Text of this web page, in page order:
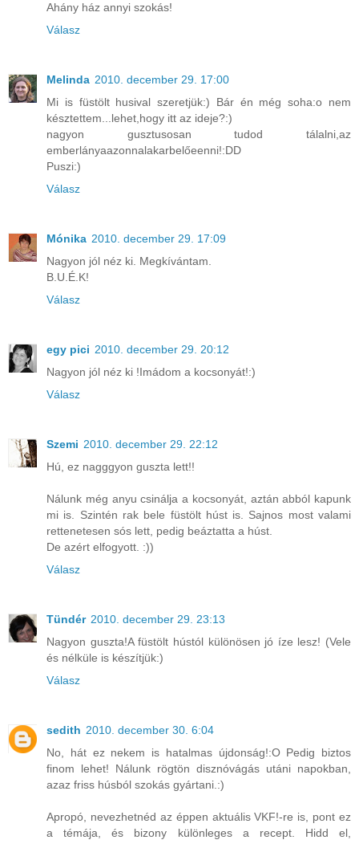
Ahány ház annyi szokás!
Válasz
Melinda 2010. december 29. 17:00
Mi is füstölt husival szeretjük:) Bár én még soha:o nem
késztettem...lehet,hogy itt az ideje?:)
nagyon gusztusosan tudod tálalni,az
emberlányaazonnalakarbelőeenni!:DD
Puszi:)
Válasz
Mónika 2010. december 29. 17:09
Nagyon jól néz ki. Megkívántam.
B.U.É.K!
Válasz
egy pici 2010. december 29. 20:12
Nagyon jól néz ki !Imádom a kocsonyát!:)
Válasz
Szemi 2010. december 29. 22:12
Hú, ez nagggyon guszta lett!!
Nálunk még anyu csinálja a kocsonyát, aztán abból kapunk
mi is. Szintén rak bele füstölt húst is. Sajnos most valami
rettenetesen sós lett, pedig beáztatta a húst.
De azért elfogyott. :))
Válasz
Tündér 2010. december 29. 23:13
Nagyon guszta!A füstölt hústól különösen jó íze lesz! (Vele
és nélküle is készítjük:)
Válasz
sedith 2010. december 30. 6:04
No, hát ez nekem is hatalmas újdonság!:O Pedig biztos
finom lehet! Nálunk rögtön disznóvágás utáni napokban,
azaz friss húsból szokás gyártani.:)
Apropó, nevezhetnéd az éppen aktuális VKF!-re is, pont ez
a témája, és bizony különleges a recept. Hidd el,